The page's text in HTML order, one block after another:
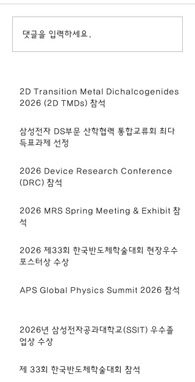
댓글을 입력하세요.
2D Transition Metal Dichalcogenides
2026 (2D TMDs) 참석
삼성전자 DS부문 산학협력 통합교류회 최다
득표과제 선정
2026 Device Research Conference
(DRC) 참석
2026 MRS Spring Meeting & Exhibit 참
석
2026 제33회 한국반도체학술대회 현장우수
포스터상 수상
APS Global Physics Summit 2026 참석
2026년 삼성전자공과대학교(SSIT) 우수졸
업상 수상
제 33회 한국반도체학술대회 참석